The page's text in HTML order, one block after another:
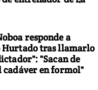
responde a
Hurtado tras llamarlo
"Sacan de
cadáver en formol"